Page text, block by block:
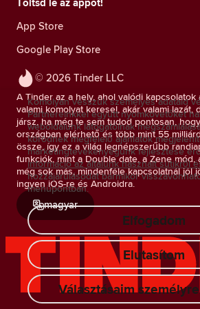
© 2026 Tinder LLC
A Tinder az a hely, ahol valódi kapcsolatok
valami komolyat keresel, akár valami lazát,
jársz, ha még te sem tudod pontosan,
országban elérhető és több mint 55
össze, így ez a világ legnépszerűbb
funkciók, mint a Double date, a Zene mód,
még sok más, mindenféle kapcsolatnál jól
ingyen iOS-re és Androidra.
magyar
App Store
Google Play Store
Komolyan vesszük személyes adataid
Partnereinkkel együtt nyomkövetőket
weboldalunk látogatóinak
körödnek megfelelő ajánlatok
marketingtevékenyégünk fejlesztése
információ az általunk használt sütikről
hozzájárulásodat bármikor
menüpontban.
Elfogadom
Elutasítom
Választásaim